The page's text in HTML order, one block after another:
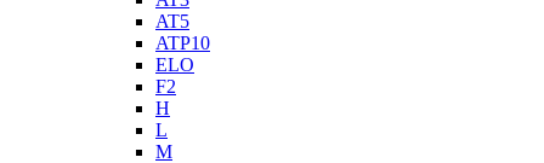
AT5
ATP10
ELO
F2
H
L
M